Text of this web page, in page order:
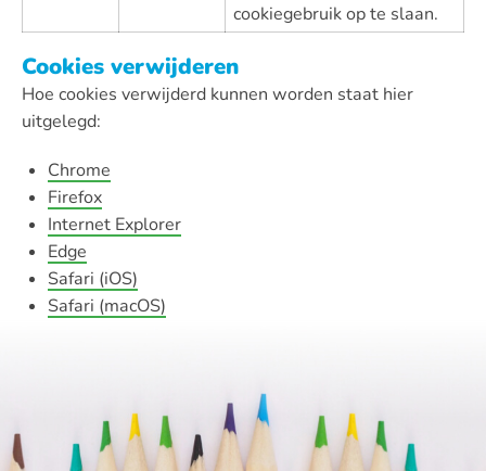
cookiegebruik op te slaan.
Cookies verwijderen
Hoe cookies verwijderd kunnen worden staat hier
uitgelegd:
Chrome
Firefox
Internet Explorer
Edge
Safari (iOS)
Safari (macOS)